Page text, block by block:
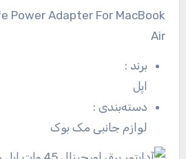
Air
برند:
اپل
دسته‌بندی:
لوازم جانبی مک بوک